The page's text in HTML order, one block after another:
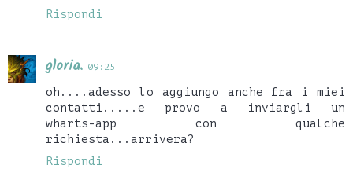
Rispondi
gloria. 09:25
oh....adesso lo aggiungo anche fra i miei
contatti.....e provo a inviargli un
wharts-app con qualche
richiesta...arrivera?
Rispondi